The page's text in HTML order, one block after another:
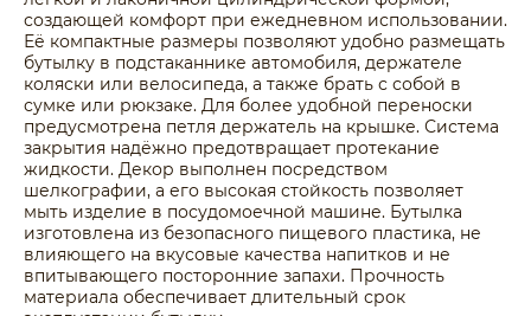
создающей комфорт при ежедневном использовании.
Её компактные размеры позволяют удобно размещать
бутылку в подстаканнике автомобиля, держателе
коляски или велосипеда, а также брать с собой в
сумке или рюкзаке. Для более удобной переноски
предусмотрена петля держатель на крышке. Система
закрытия надёжно предотвращает протекание
жидкости. Декор выполнен посредством
шелкографии, а его высокая стойкость позволяет
мыть изделие в посудомоечной машине. Бутылка
изготовлена из безопасного пищевого пластика, не
влияющего на вкусовые качества напитков и не
впитывающего посторонние запахи. Прочность
материала обеспечивает длительный срок